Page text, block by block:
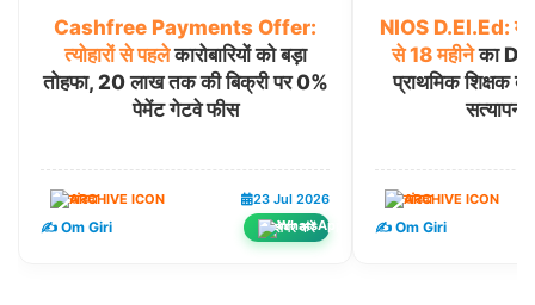
Cashfree Payments Offer:
त्योहारों से पहलेकारोबारियों को बड़ा
तोहफा, 20 लाख तक की बिक्री पर 0%
पेमेंट गेटवे फीस
खंडवा 23 Jul 2026
✍️ Om Giri शेयर करें
NIOS D.El.Ed:
से 18 महीनेका
प्राथमिक शिक्षक
सत्यापन
खंडवा
✍️ Om Giri